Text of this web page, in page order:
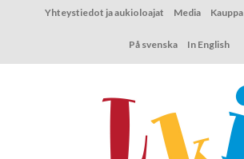
Yhteystiedot ja aukioloajat Media Kauppa
På svenska In English